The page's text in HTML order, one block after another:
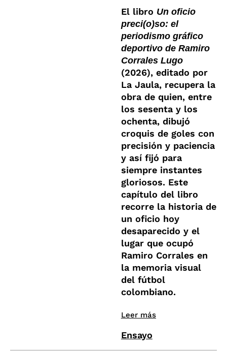
El libro Un oficio
preci(o)so: el
periodismo gráfico
deportivo de Ramiro
Corrales Lugo
(2026), editado por
La Jaula, recupera la
obra de quien, entre
los sesenta y los
ochenta, dibujó
croquis de goles con
precisión y paciencia
y así fijó para
siempre instantes
gloriosos. Este
capítulo del libro
recorre la historia de
un oficio hoy
desaparecido y el
lugar que ocupó
Ramiro Corrales en
la memoria visual
del fútbol
colombiano.
Leer más
Ensayo